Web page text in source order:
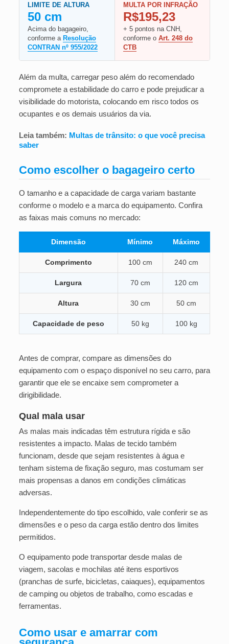
LIMITE DE ALTURA
50 cm
Acima do bagageiro,
conforme a Resolução
CONTRAN nº 955/2022
MULTA POR INFRAÇÃO
R$195,23
+ 5 pontos na CNH,
conforme o Art. 248 do
CTB
Além da multa, carregar peso além do recomendado
compromete a estabilidade do carro e pode prejudicar a
visibilidade do motorista, colocando em risco todos os
ocupantes e os demais usuários da via.
Leia também: Multas de trânsito: o que você precisa
saber
Como escolher o bagageiro certo
O tamanho e a capacidade de carga variam bastante
conforme o modelo e a marca do equipamento. Confira
as faixas mais comuns no mercado:
Dimensão Mínimo Máximo
Comprimento 100 cm 240 cm
Largura 70 cm 120 cm
Altura 30 cm 50 cm
Capacidade de peso 50 kg 100 kg
Antes de comprar, compare as dimensões do
equipamento com o espaço disponível no seu carro, para
garantir que ele se encaixe sem comprometer a
dirigibilidade.
Qual mala usar
As malas mais indicadas têm estrutura rígida e são
resistentes a impacto. Malas de tecido também
funcionam, desde que sejam resistentes à água e
tenham sistema de fixação seguro, mas costumam ser
mais propensas a danos em condições climáticas
adversas.
Independentemente do tipo escolhido, vale conferir se as
dimensões e o peso da carga estão dentro dos limites
permitidos.
O equipamento pode transportar desde malas de
viagem, sacolas e mochilas até itens esportivos
(pranchas de surfe, bicicletas, caiaques), equipamentos
de camping ou objetos de trabalho, como escadas e
ferramentas.
Como usar e amarrar com